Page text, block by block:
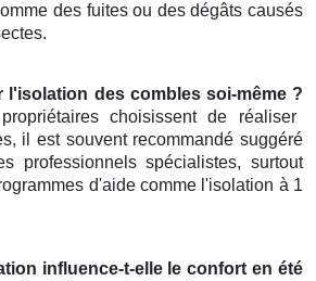
des fuites ou des dégâts causés
l'isolation des combles soi-même ?
choisissent de réaliser
il est souvent recommandé suggéré
professionnels spécialistes, surtout
d'aide comme l'isolation à 1
influence-t-elle le confort en été